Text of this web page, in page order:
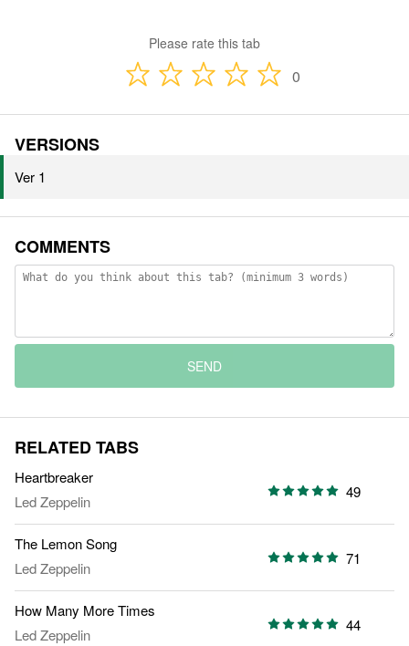
Please rate this tab
0
VERSIONS
Ver 1
COMMENTS
SEND
RELATED TABS
Heartbreaker
Led Zeppelin
49
The Lemon Song
Led Zeppelin
71
How Many More Times
Led Zeppelin
44